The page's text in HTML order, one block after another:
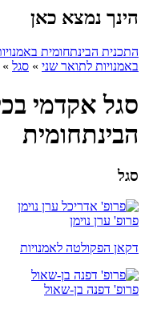
הינך נמצא כאן
התכנית הבינתחומית
באמנויות לתואר שני » סגל »
סגל אקדמי
הבינתחומית
סגל
פרופ' ערן נוימן
דקאן הפקולטה לאמנויות
פרופ' דפנה בן-שאול